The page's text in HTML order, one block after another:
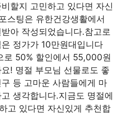
할지 고민하고 있다면 자신
스팅은 유한건강생활에서
아 작성되었습니다.참고로
정가가 10만원대입니다
로 50% 할인에서 55,000원
! 명절 부모님 선물로도 좋
등 고마운 사람들에게 마
생각합니다.지금도 명절에
고 있다면 자신있게 추천합